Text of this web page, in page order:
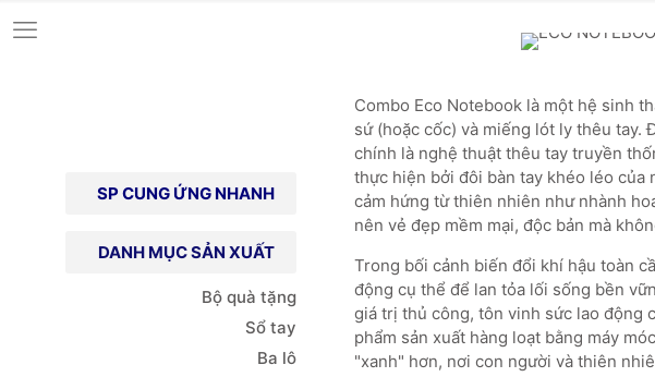
Combo Eco Notebook là một hệ sinh
sứ (hoặc cốc) và miếng lót ly thêu tay.
chính là nghệ thuật thêu tay truyền
thực hiện bởi đôi bàn tay khéo léo của
cảm hứng từ thiên nhiên như nhành
nên vẻ đẹp mềm mại, độc bản mà
Trong bối cảnh biến đổi khí hậu toàn
động cụ thể để lan tỏa lối sống bền
giá trị thủ công, tôn vinh sức lao động
phẩm sản xuất hàng loạt bằng máy
"xanh" hơn, nơi con người và thiên
SP CUNG ỨNG NHANH
DANH MỤC SẢN XUẤT
Bộ quà tặng
Sổ tay
Ba lô